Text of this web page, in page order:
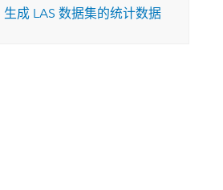
转至书籍详情
生成 LAS 数据集的统计数据